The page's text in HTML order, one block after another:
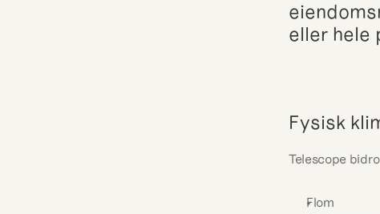
eller hele
Fysisk
Telescope
Flom